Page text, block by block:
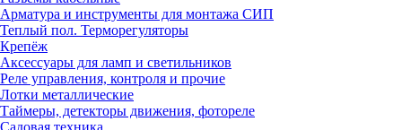
Арматура и инструменты для монтажа СИП
Теплый пол. Терморегуляторы
Крепёж
Аксессуары для ламп и светильников
Реле управления, контроля и прочие
Лотки металлические
Таймеры, детекторы движения, фотореле
Садовая техника